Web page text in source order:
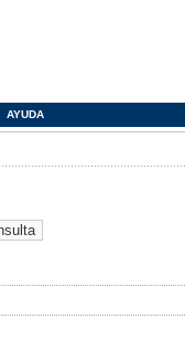
AYUDA